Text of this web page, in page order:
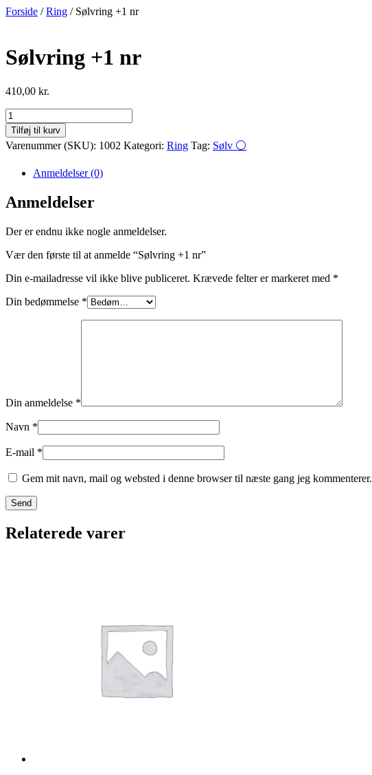
Videre
Forside /Ring / Sølvring +1 nr
Sølvring +1 nr
410,00 kr.
Sølvring
+1
nr
antal
Tilføj til kurv
Varenummer (SKU): 1002 Kategori: Ring Tag: Sølv ⚪
Anmeldelser (0)
Anmeldelser
Der er endnu ikke nogle anmeldelser.
Vær den første til at anmelde “Sølvring +1 nr”
Din e-mailadresse vil ikke blive publiceret. Krævede felter er markeret med *
Din bedømmelse *
Din anmeldelse *
Navn *
E-mail *
Gem mit navn, mail og websted i denne browser til næste gang jeg kommenterer.
Relaterede varer